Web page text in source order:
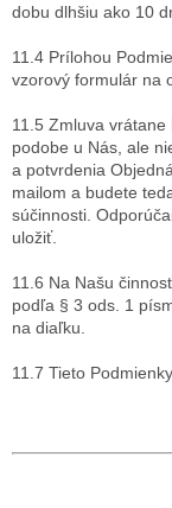
dobu dlhšiu ako 10
11.4 Prílohou
vzorový formulár na
11.5 Zmluva
podobe u Nás, ale
a potvrdenia
mailom a budete
súčinnosti.
uložiť.
11.6 Na Našu
podľa § 3 ods. 1
na diaľku.
11.7 Tieto